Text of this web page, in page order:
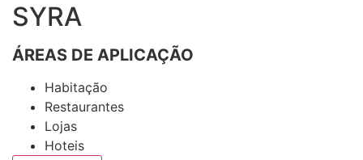
SYRA
ÁREAS DE APLICAÇÃO
Habitação
Restaurantes
Lojas
Hoteis